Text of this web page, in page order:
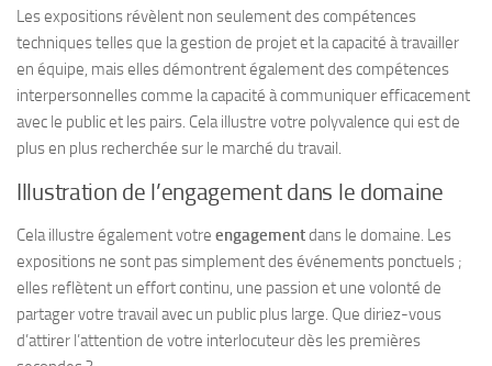
Les expositions révèlent non seulement des compétences
techniques telles que la gestion de projet et la capacité à travailler
en équipe, mais elles démontrent également des compétences
interpersonnelles comme la capacité à communiquer efficacement
avec le public et les pairs. Cela illustre votre polyvalence qui est de
plus en plus recherchée sur le marché du travail.
Illustration de l’engagement dans le domaine
Cela illustre également votre engagementdans le domaine. Les
expositions ne sont pas simplement des événements ponctuels ;
elles reflètent un effort continu, une passion et une volonté de
partager votre travail avec un public plus large. Que diriez-vous
d’attirer l’attention de votre interlocuteur dès les premières